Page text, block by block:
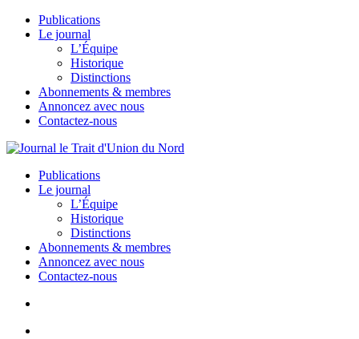
Publications
Le journal
L’Équipe
Historique
Distinctions
Abonnements & membres
Annoncez avec nous
Contactez-nous
Publications
Le journal
L’Équipe
Historique
Distinctions
Abonnements & membres
Annoncez avec nous
Contactez-nous